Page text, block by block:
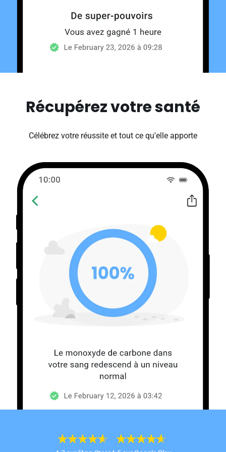
Récupérez votre santé
Célébrez votre réussite et tout ce qu'elle apporte